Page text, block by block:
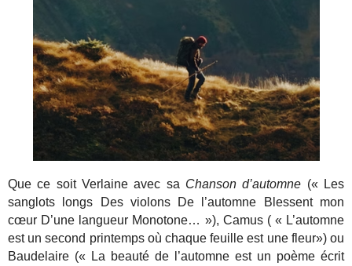
Que ce soit Verlaine avec sa Chanson d’automne (« Les
sanglots longs Des violons De l’automne Blessent mon
cœur D’une langueur Monotone… »), Camus ( « L’automne
est un second printemps où chaque feuille est une fleur») ou
Baudelaire (« La beauté de l’automne est un poème écrit